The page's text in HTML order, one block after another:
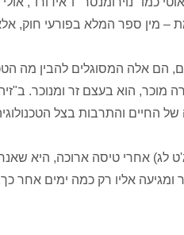
– מין ספר המלא בפורעי חוק,
הם אלה המסוגלים להבין מה
מוכר, הוא בעצם זר ומנוכר.
החיים והתרבות בצל
לג) אחרי טיסה ארוכה, היא
אליו רק כמה ימים אחר כך.